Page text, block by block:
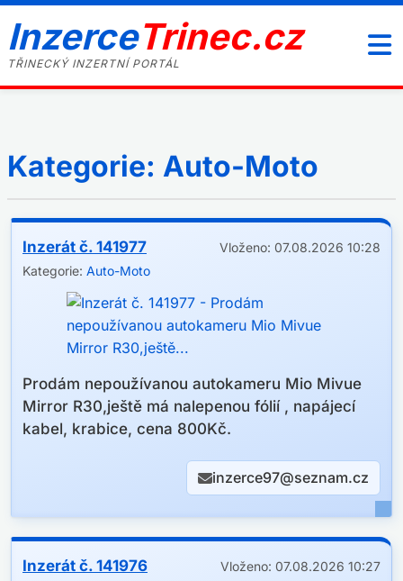
InzerceTrinec.cz
TŘINECKÝ INZERTNÍ PORTÁL
Kategorie: Auto-Moto
Inzerát č. 141977
Vloženo: 07.08.2026 10:28
Kategorie: Auto-Moto
Prodám nepoužívanou autokameru Mio Mivue
Mirror R30,ještě má nalepenou fólií , napájecí
kabel, krabice, cena 800Kč.
inzerce97@seznam.cz
Inzerát č. 141976
Vloženo: 07.08.2026 10:27